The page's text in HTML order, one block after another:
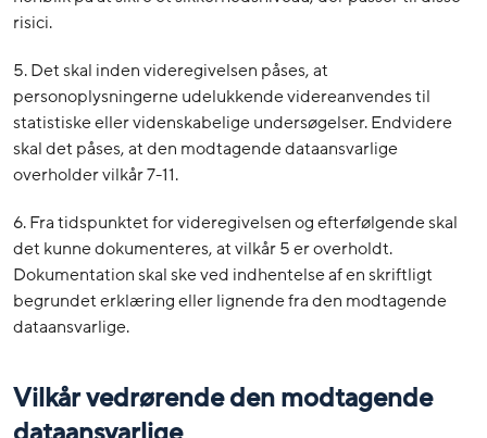
risici.
5. Det skal inden videregivelsen påses, at
personoplysningerne udelukkende videreanvendes til
statistiske eller videnskabelige undersøgelser. Endvidere
skal det påses, at den modtagende dataansvarlige
overholder vilkår 7-11.
6. Fra tidspunktet for videregivelsen og efterfølgende skal
det kunne dokumenteres, at vilkår 5 er overholdt.
Dokumentation skal ske ved indhentelse af en skriftligt
begrundet erklæring eller lignende fra den modtagende
dataansvarlige.
Vilkår vedrørende den modtagende